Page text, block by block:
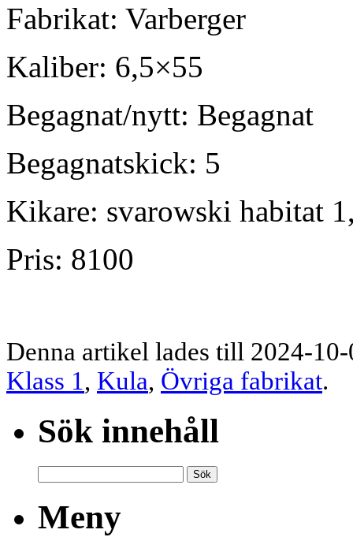
Fabrikat: Varberger
Kaliber: 6,5×55
Begagnat/nytt: Begagnat
Begagnatskick: 5
Kikare: svarowski habitat
Pris: 8100
Denna artikel lades till 2024-
Klass 1, Kula, Övriga fabrikat.
Sök innehåll
Meny